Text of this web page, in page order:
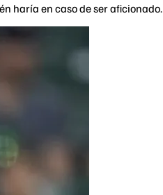
haría en caso de ser aficionado.